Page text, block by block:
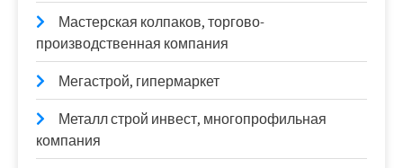
Мастерская колпаков, торгово-
производственная компания
Мегастрой, гипермаркет
Металл строй инвест, многопрофильная
компания